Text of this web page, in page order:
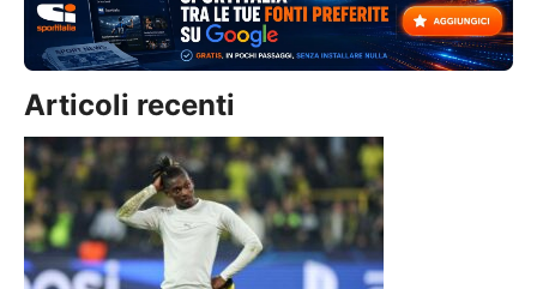
Articoli recenti